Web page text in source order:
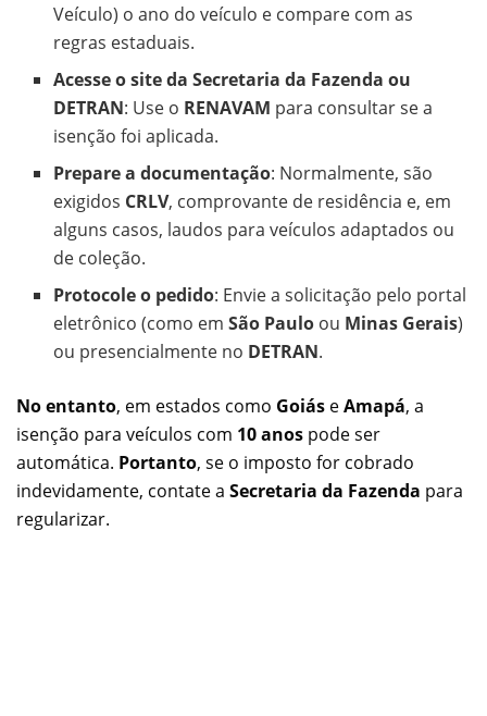
Veículo) o ano do veículo e compare com as
regras estaduais.
Acesse o site da Secretaria da Fazenda ou
DETRAN: Use o RENAVAM para consultar se a
isenção foi aplicada.
Prepare a documentação: Normalmente, são
exigidos CRLV, comprovante de residência e, em
alguns casos, laudos para veículos adaptados ou
de coleção.
Protocole o pedido: Envie a solicitação pelo portal
eletrônico (como emSão Paulo ou Minas Gerais)
ou presencialmente no DETRAN.
No entanto, em estados como Goiás eAmapá, a
isenção para veículos com 10 anos pode ser
automática. Portanto, se o imposto for cobrado
indevidamente, contate a Secretaria da Fazenda para
regularizar.